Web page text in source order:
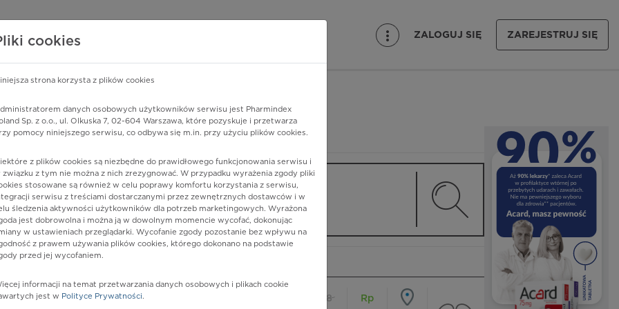
o lekach
PHARMINDEX ZALOGUJ SIĘ ZAREJESTRUJ SIĘ
Pharmindex
lider wiedzy o lekach
lub substancję czynną
Postać:opatrunek piankowy z
18
Rp
cookies
strona korzysta z plików cookies
danych osobowych użytkowników serwisu jest Pharmindex
Sp. z o.o., ul. Olkuska 7, 02-604 Warszawa, które pozyskuje i przetwarza
pomocy niniejszego serwisu, co odbywa się m.in. przy użyciu plików cookies.
z plików cookies są niezbędne do prawidłowego funkcjonowania serwisu i
związku z tym nie można z nich zrezygnować. W przypadku wyrażenia zgody pliki
stosowane są również w celu poprawy komfortu korzystania z serwisu,
serwisu z treściami dostarczanymi przez zewnętrznych dostawców i w
śledzenia aktywności użytkowników dla potrzeb marketingowych. Wyrażona
jest dobrowolna i można ją w dowolnym momencie wycofać, dokonując
w ustawieniach przeglądarki. Wycofanie zgody pozostanie bez wpływu na
z prawem używania plików cookies, którego dokonano na podstawie
przed jej wycofaniem.
informacji na temat przetwarzania danych osobowych i plikach cookie
jest w Polityce Prywatności.